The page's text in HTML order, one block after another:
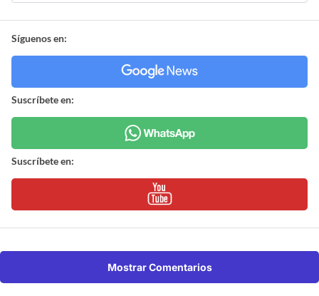
Síguenos en:
Suscríbete en:
Suscríbete en:
Mostrar Comentarios